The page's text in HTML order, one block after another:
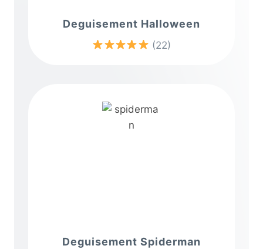
Deguisement Halloween
(22)
Deguisement Spiderman